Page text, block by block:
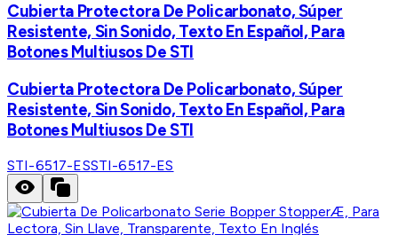
Cubierta Protectora De Policarbonato, Súper
Resistente, Sin Sonido, Texto En Español, Para
Botones Multiusos De STI
Cubierta Protectora De Policarbonato, Súper
Resistente, Sin Sonido, Texto En Español, Para
Botones Multiusos De STI
STI-6517-ESSTI-6517-ES